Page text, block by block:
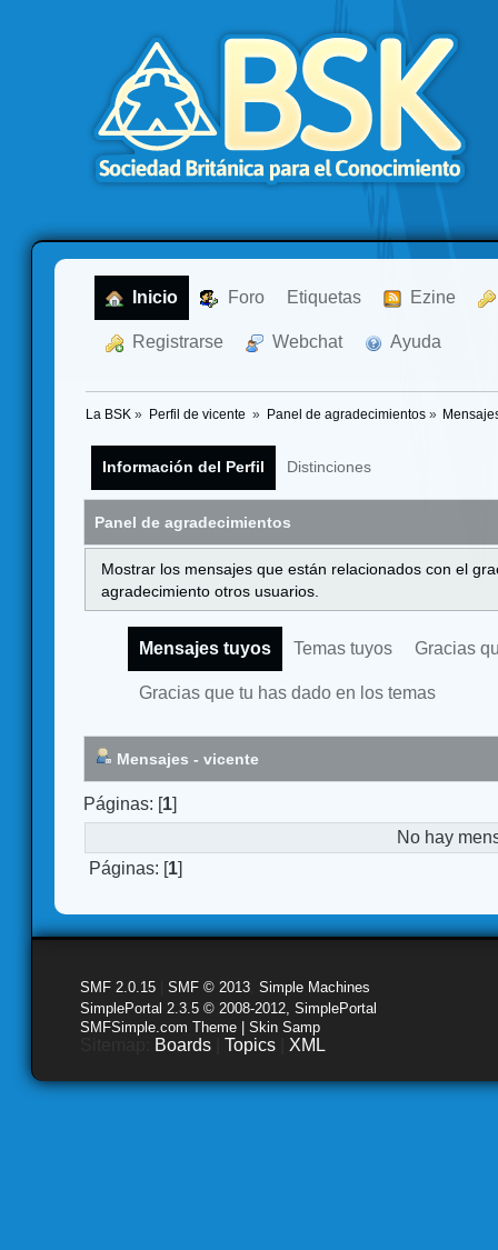
Inicio Foro Etiquetas Ezine
Registrarse Webchat Ayuda
La BSK » Perfil de vicente » Panel de agradecimientos»
Información del Perfil Distinciones
Panel de agradecimientos
Mostrar los mensajes que están relacionados con el
agradecimiento otros usuarios.
Mensajes tuyos Temas tuyos Gracias
Gracias que tu has dado en los temas
Mensajes - vicente
Páginas: [1]
No hay
Páginas: [1]
SMF 2.0.15 SMF © 2013 Simple Machines
SimplePortal 2.3.5 © 2008-2012, SimplePortal
SMFSimple.com Theme | Skin Samp
Boards Topics XML